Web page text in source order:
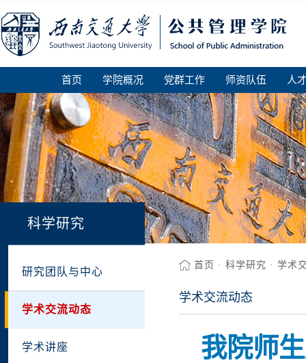
首页 学院概况 党群工作 师资队伍 人
科学研究
研究团队与中心
学术交流动态
学术讲座
首页 · 科学研究 · 学术
学术交流动态
我院师